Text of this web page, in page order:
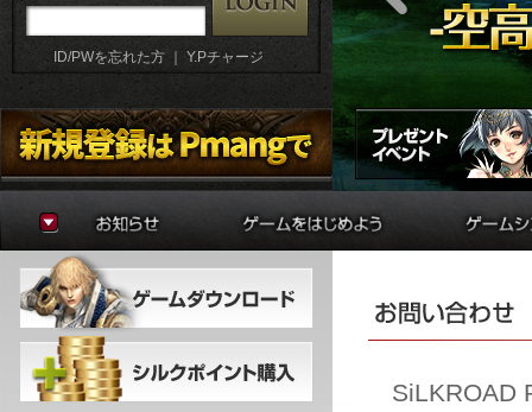
ID/PWを忘れた方 ｜Y.Pチャージ
お知らせ
アップデート
イベント
ゲームの準備
はじめに
初心者ガイド
学院
要塞戦